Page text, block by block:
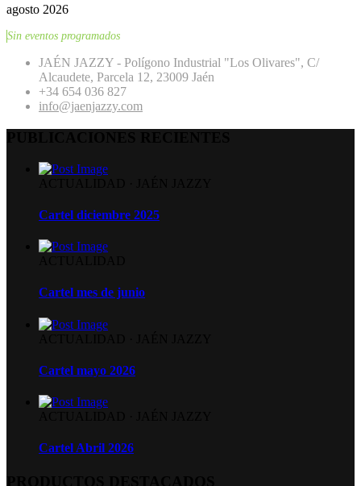
agosto 2026
Sin eventos programados
JAÉN JAZZY - Polígono Industrial "Los Olivares", C/
Alcaudete, Parcela 12, 23009 Jaén
+34 654 036 827
info@jaenjazzy.com
Cartel diciembre 2025
Cartel mes de junio
Cartel mayo 2026
Cartel Abril 2026